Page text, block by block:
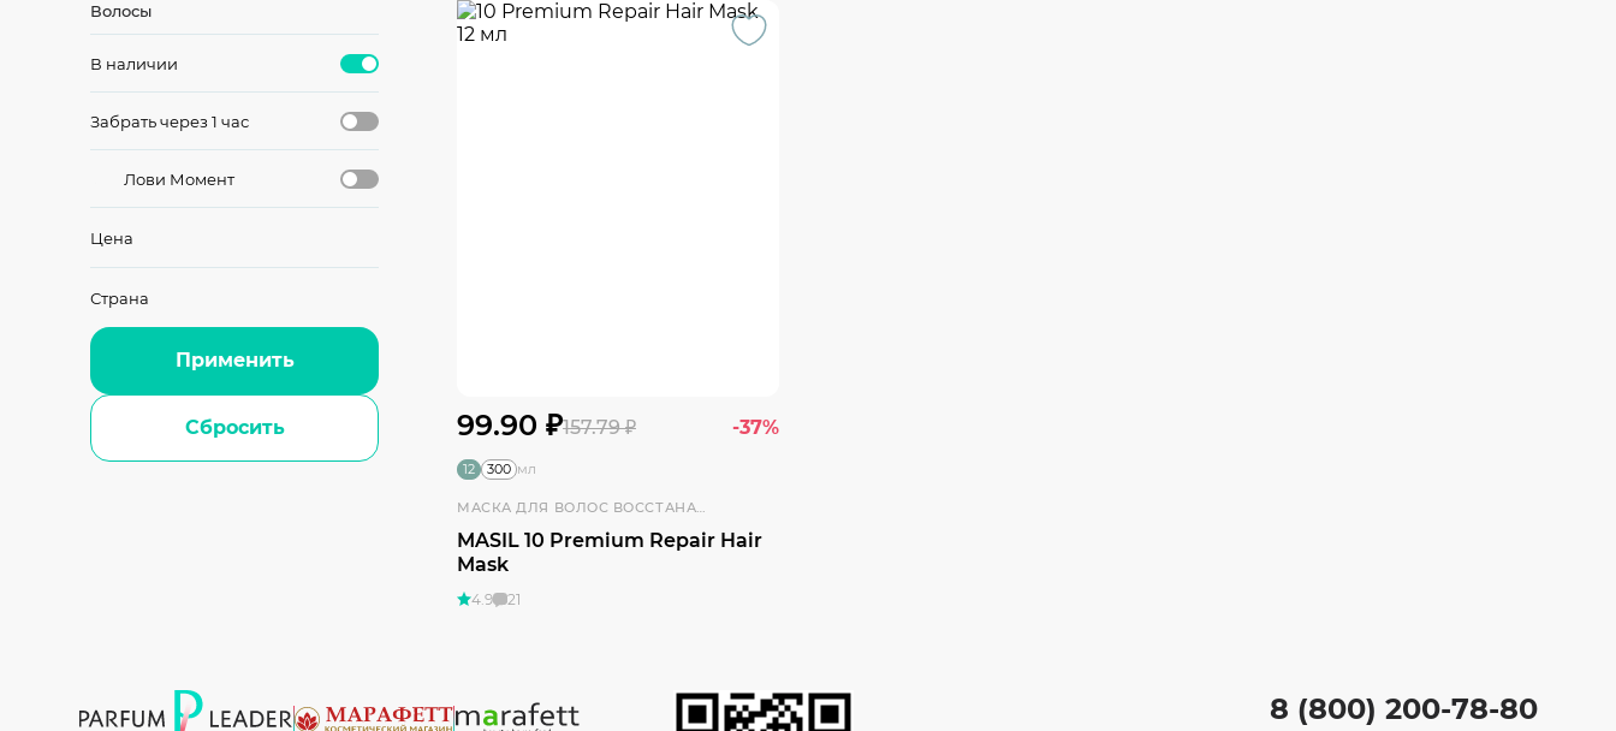
Волосы
В наличии
Забрать через 1 час
Лови Момент
Цена
Страна
Применить
Сбросить 99.90 ₽157.79 ₽ -37%
12 300 мл
МАСКА ДЛЯ ВОЛОС ВОССТАНАВЛИВАЮЩАЯ
MASIL 10 Premium Repair Hair
Mask
4.9 21
8 (800) 200-78-80